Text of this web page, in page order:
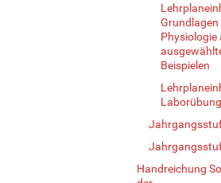
Grundlagen
Physiologie
Beispielen
Handreichung